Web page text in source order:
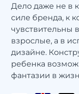
Дело даже не в
силе бренда, к
чувствительны
взрослые, а в
дизайне.
ребенка
фантазии в